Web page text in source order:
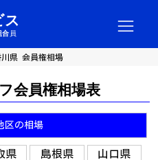
川県 会員権相場
会員権相場表
区の相場
県 島根県 山口県